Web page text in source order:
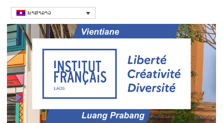
ພາສາລາວ
ສະຖາບັນຝຣັ່ງ
Language Courses & cultral events in
Laos